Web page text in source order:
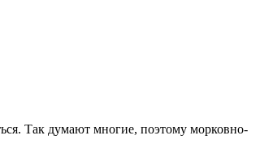
Так думают многие, поэтому морковно-